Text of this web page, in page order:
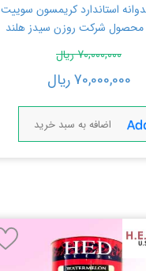
استاندارد کریمسون سوییت
70,000,000ریال
70,000,000ریال
اضافه به سبد خرید